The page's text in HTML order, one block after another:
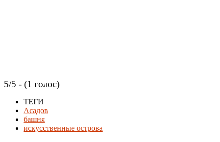
5/5 - (1 голос)
ТЕГИ
Асадов
башня
искусственные острова